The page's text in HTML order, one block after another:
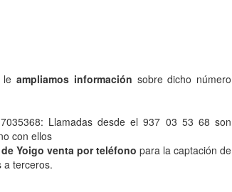
le ampliamos información sobre dicho número
Llamadas desde el 937 03 53 68 son
con ellos
Yoigo venta por teléfono para la captación de
a terceros.